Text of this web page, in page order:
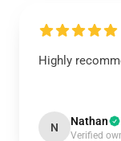
Highly
N Nathan
Verified